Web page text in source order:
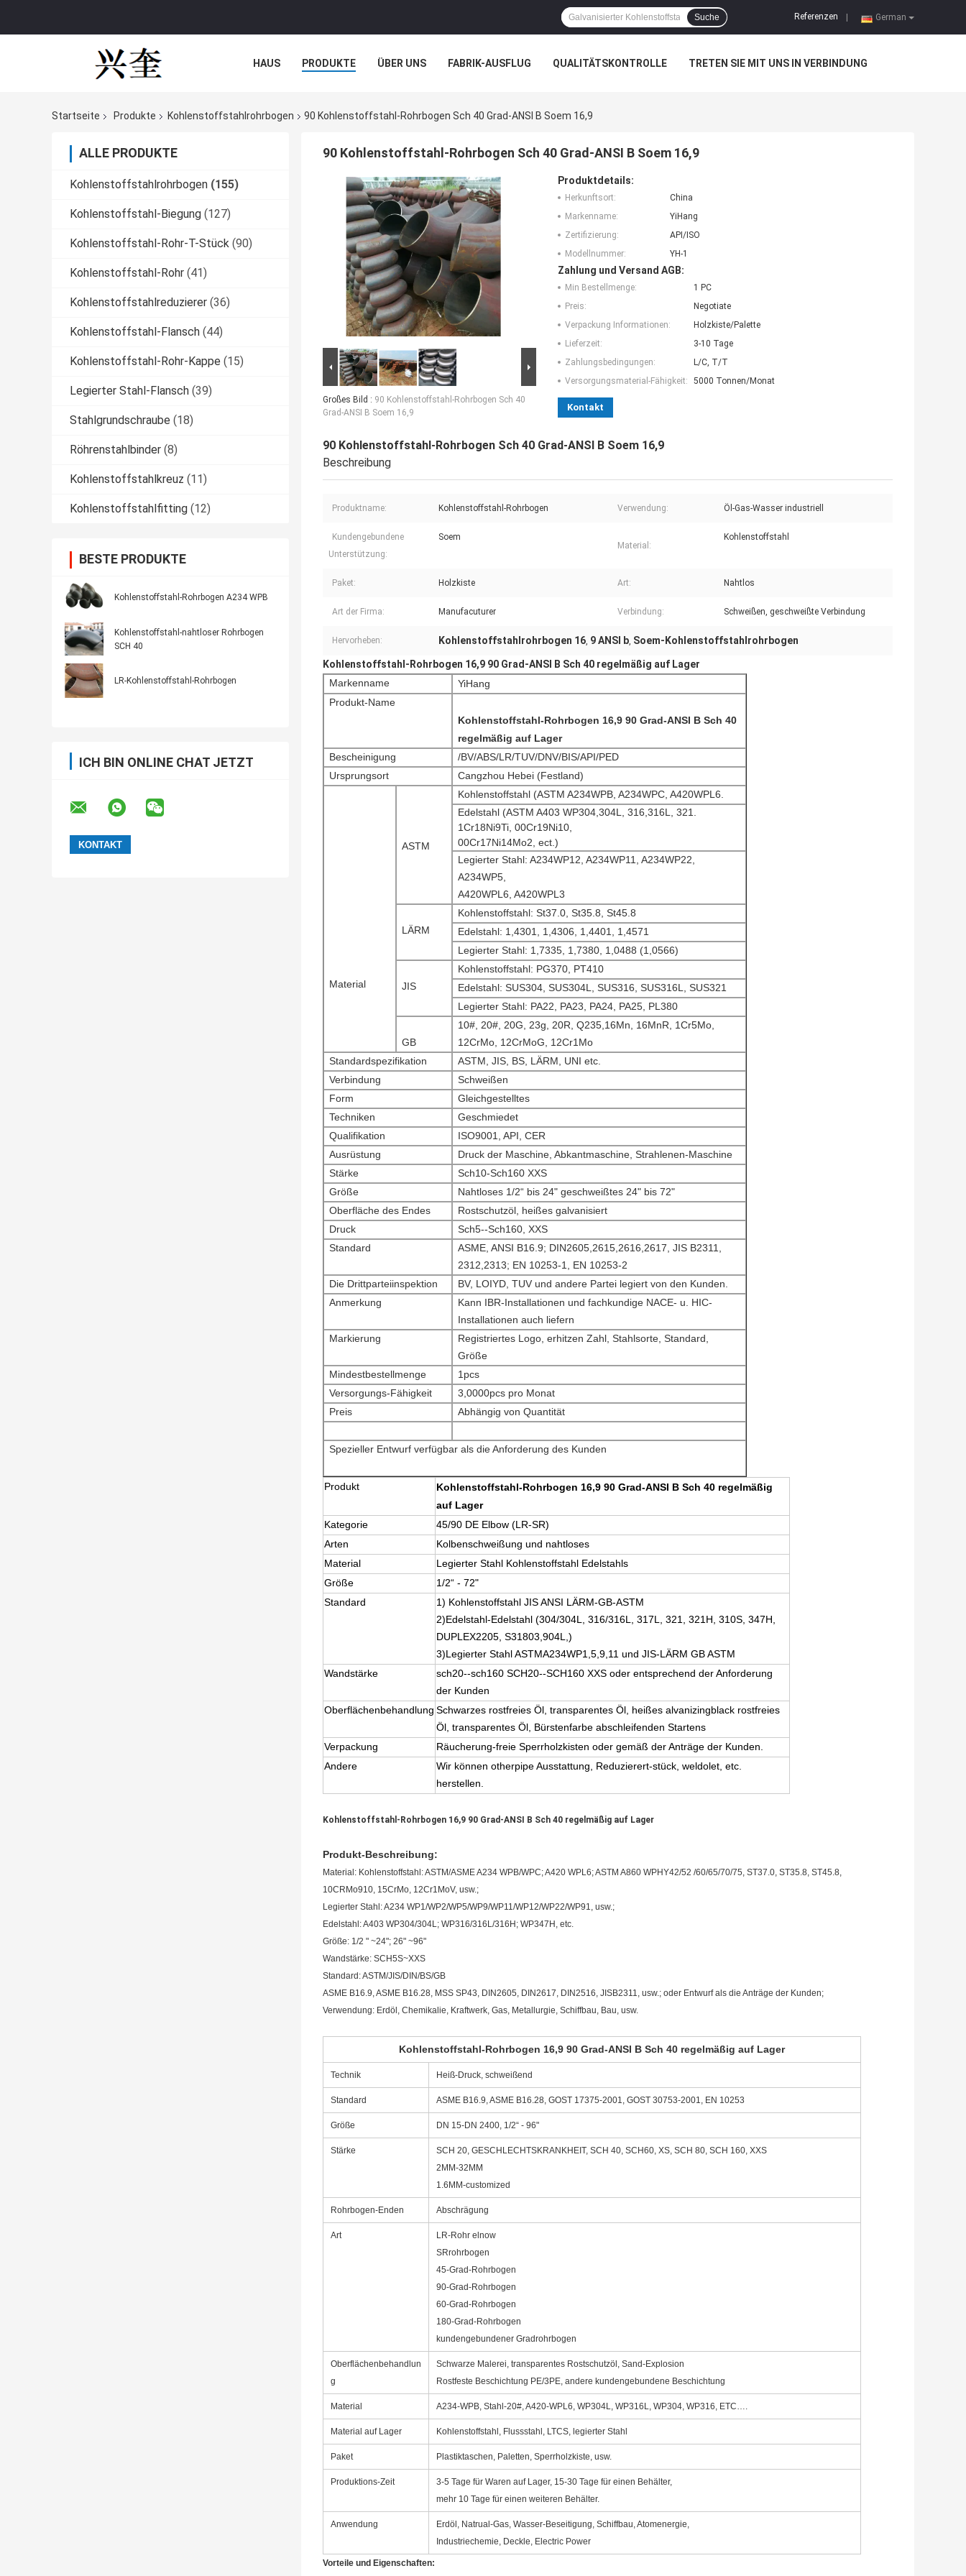
German
Referenzen
Suche
HAUS PRODUKTE ÜBER UNS FABRIK-AUSFLUG QUALITÄTSKONTROLLE TRETEN SIE MIT UNS IN VERBINDUNG
Startseite
Produkte Kohlenstoffstahlrohrbogen 90 Kohlenstoffstahl-Rohrbogen Sch 40 Grad-ANSI B Soem 16,9
ALLE PRODUKTE
Kohlenstoffstahlrohrbogen (155)
Kohlenstoffstahl-Biegung (127)
Kohlenstoffstahl-Rohr-T-Stück (90)
Kohlenstoffstahl-Rohr (41)
Kohlenstoffstahlreduzierer (36)
Kohlenstoffstahl-Flansch (44)
Kohlenstoffstahl-Rohr-Kappe (15)
Legierter Stahl-Flansch (39)
Stahlgrundschraube (18)
Röhrenstahlbinder (8)
Kohlenstoffstahlkreuz (11)
Kohlenstoffstahlfitting (12)
BESTE PRODUKTE
Kohlenstoffstahl-Rohrbogen A234 WPB
Kohlenstoffstahl-nahtloser Rohrbogen
SCH 40
LR-Kohlenstoffstahl-Rohrbogen
ICH BIN ONLINE CHAT JETZT
90 Kohlenstoffstahl-Rohrbogen Sch 40 Grad-ANSI B Soem 16,9
Großes Bild : 90 Kohlenstoffstahl-Rohrbogen Sch 40
Grad-ANSI B Soem 16,9
Produktdetails:
Herkunftsort:
China
Markenname:
YiHang
Zertifizierung:
API/ISO
Modellnummer:
YH-1
Zahlung und Versand AGB:
Min Bestellmenge:
1 PC
Preis:
Negotiate
Verpackung Informationen:
Holzkiste/Palette
Lieferzeit:
3-10 Tage
Zahlungsbedingungen:
L/C, T/T
Versorgungsmaterial-Fähigkeit:
5000 Tonnen/Monat
Kontakt
90 Kohlenstoffstahl-Rohrbogen Sch 40 Grad-ANSI B Soem 16,9
Beschreibung
Produktname: Kohlenstoffstahl-Rohrbogen Verwendung: Öl-Gas-Wasser industriell
Kundengebundene
Unterstützung:
Soem
Material:
Kohlenstoffstahl
Paket: Holzkiste Art: Nahtlos
Art der Firma: Manufacuturer Verbindung: Schweißen, geschweißte Verbindung
Hervorheben: Kohlenstoffstahlrohrbogen 16, 9 ANSI b, Soem-Kohlenstoffstahlrohrbogen
Kohlenstoffstahl-Rohrbogen 16,9 90 Grad-ANSI B Sch 40 regelmäßig auf Lager
Markenname
YiHang
Produkt-Name
Kohlenstoffstahl-Rohrbogen 16,9 90 Grad-ANSI B Sch 40
regelmäßig auf Lager
Bescheinigung
/BV/ABS/LR/TUV/DNV/BIS/API/PED
Ursprungsort
Cangzhou Hebei (Festland)
Material
ASTM
Kohlenstoffstahl (ASTM A234WPB, A234WPC, A420WPL6.
Edelstahl (ASTM A403 WP304,304L, 316,316L, 321.
1Cr18Ni9Ti, 00Cr19Ni10,
00Cr17Ni14Mo2, ect.)
Legierter Stahl: A234WP12, A234WP11, A234WP22,
A234WP5,
A420WPL6, A420WPL3
LÄRM
Kohlenstoffstahl: St37.0, St35.8, St45.8
Edelstahl: 1,4301, 1,4306, 1,4401, 1,4571
Legierter Stahl: 1,7335, 1,7380, 1,0488 (1,0566)
JIS
Kohlenstoffstahl: PG370, PT410
Edelstahl: SUS304, SUS304L, SUS316, SUS316L, SUS321
Legierter Stahl: PA22, PA23, PA24, PA25, PL380
GB
10#, 20#, 20G, 23g, 20R, Q235,16Mn, 16MnR, 1Cr5Mo,
12CrMo, 12CrMoG, 12Cr1Mo
Standardspezifikation
ASTM, JIS, BS, LÄRM, UNI etc.
Verbindung
Schweißen
Form
Gleichgestelltes
Techniken
Geschmiedet
Qualifikation
ISO9001, API, CER
Ausrüstung
Druck der Maschine, Abkantmaschine, Strahlenen-Maschine
Stärke
Sch10-Sch160 XXS
Größe
Nahtloses 1/2“ bis 24" geschweißtes 24" bis 72"
Oberfläche des Endes
Rostschutzöl, heißes galvanisiert
Druck
Sch5--Sch160, XXS
Standard
ASME, ANSI B16.9; DIN2605,2615,2616,2617, JIS B2311,
2312,2313; EN 10253-1, EN 10253-2
Die Drittparteiinspektion
BV, LOIYD, TUV und andere Partei legiert von den Kunden.
Anmerkung
Kann IBR-Installationen und fachkundige NACE- u. HIC-
Installationen auch liefern
Markierung
Registriertes Logo, erhitzen Zahl, Stahlsorte, Standard,
Größe
Mindestbestellmenge
1pcs
Versorgungs-Fähigkeit
3,0000pcs pro Monat
Preis
Abhängig von Quantität
Spezieller Entwurf verfügbar als die Anforderung des Kunden
Produkt
Kohlenstoffstahl-Rohrbogen 16,9 90 Grad-ANSI B Sch 40 regelmäßig
auf Lager
Kategorie
45/90 DE Elbow (LR-SR)
Arten
Kolbenschweißung und nahtloses
Material
Legierter Stahl Kohlenstoffstahl Edelstahls
Größe
1/2“ - 72"
Standard
1) Kohlenstoffstahl JIS ANSI LÄRM-GB-ASTM
2)Edelstahl-Edelstahl (304/304L, 316/316L, 317L, 321, 321H, 310S, 347H,
DUPLEX2205, S31803,904L,)
3)Legierter Stahl ASTMA234WP1,5,9,11 und JIS-LÄRM GB ASTM
Wandstärke
sch20--sch160 SCH20--SCH160 XXS oder entsprechend der Anforderung
der Kunden
Oberflächenbehandlung Schwarzes rostfreies Öl, transparentes Öl, heißes alvanizingblack rostfreies
Öl, transparentes Öl, Bürstenfarbe abschleifenden Startens
Verpackung
Räucherung-freie Sperrholzkisten oder gemäß der Anträge der Kunden.
Andere
Wir können otherpipe Ausstattung, Reduzierert-stück, weldolet, etc.
herstellen.
Kohlenstoffstahl-Rohrbogen 16,9 90 Grad-ANSI B Sch 40 regelmäßig auf Lager
Produkt-Beschreibung:
Material: Kohlenstoffstahl: ASTM/ASME A234 WPB/WPC; A420 WPL6; ASTM A860 WPHY42/52 /60/65/70/75, ST37.0, ST35.8, ST45.8,
10CRMo910, 15CrMo, 12Cr1MoV, usw.;
Legierter Stahl: A234 WP1/WP2/WP5/WP9/WP11/WP12/WP22/WP91, usw.;
Edelstahl: A403 WP304/304L; WP316/316L/316H; WP347H, etc.
Größe: 1/2 " ~24"; 26" ~96"
Wandstärke: SCH5S~XXS
Standard: ASTM/JIS/DIN/BS/GB
ASME B16.9, ASME B16.28, MSS SP43, DIN2605, DIN2617, DIN2516, JISB2311, usw.; oder Entwurf als die Anträge der Kunden;
Verwendung: Erdöl, Chemikalie, Kraftwerk, Gas, Metallurgie, Schiffbau, Bau, usw.
Kohlenstoffstahl-Rohrbogen 16,9 90 Grad-ANSI B Sch 40 regelmäßig auf Lager
Technik Heiß-Druck, schweißend
Standard ASME B16.9, ASME B16.28, GOST 17375-2001, GOST 30753-2001, EN 10253
Größe DN 15-DN 2400, 1/2“ - 96"
Stärke
SCH 20, GESCHLECHTSKRANKHEIT, SCH 40, SCH60, XS, SCH 80, SCH 160, XXS
2MM-32MM
1.6MM-customized
Rohrbogen-Enden Abschrägung
Art
LR-Rohr elnow
SRrohrbogen
45-Grad-Rohrbogen
90-Grad-Rohrbogen
60-Grad-Rohrbogen
180-Grad-Rohrbogen
kundengebundener Gradrohrbogen
Oberflächenbehandlun
g
Schwarze Malerei, transparentes Rostschutzöl, Sand-Explosion
Rostfeste Beschichtung PE/3PE, andere kundengebundene Beschichtung
Material A234-WPB, Stahl-20#, A420-WPL6, WP304L, WP316L, WP304, WP316, ETC….
Material auf Lager Kohlenstoffstahl, Flussstahl, LTCS, legierter Stahl
Paket Plastiktaschen, Paletten, Sperrholzkiste, usw.
Produktions-Zeit
3-5 Tage für Waren auf Lager, 15-30 Tage für einen Behälter,
mehr 10 Tage für einen weiteren Behälter.
Anwendung
Erdöl, Natrual-Gas, Wasser-Beseitigung, Schiffbau, Atomenergie,
Industriechemie, Deckle, Electric Power
Vorteile und Eigenschaften: